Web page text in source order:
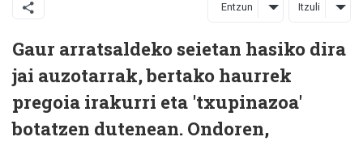
Entzun Itzuli
Gaur arratsaldeko seietan hasiko dira
jai auzotarrak, bertako haurrek
pregoia irakurri eta 'txupinazoa'
botatzen dutenean. Ondoren,